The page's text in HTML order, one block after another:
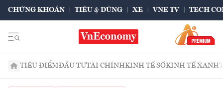
CHỨNG KHOÁN TIÊU & DÙNG XE VNE TV TECH
TIÊU ĐIỂMĐẦU TƯTÀI CHÍNHKINH TẾ SỐKINH TẾ XANH